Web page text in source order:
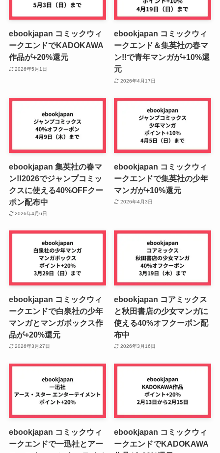
ebookjapan コミックウィ
ークエンドでKADOKAWA
作品が+20%還元
2026年5月1日
ebookjapan コミックウィ
ークエンド＆集英社の春マ
ン!!で青年マンガが+10%還
元
2026年4月17日
ebookjapan 集英社の春マ
ン!!2026でジャンプコミッ
クスに使える40%OFFクー
ポン配布中
2026年4月6日
ebookjapan コミックウィ
ークエンドで集英社の少年
マンガが+10%還元
2026年4月3日
ebookjapan コミックウィ
ークエンドで白泉社の少年
マンガとマンガボックス作
品が+20%還元
2026年3月27日
ebookjapan コアミックス
と秋田書店の少女マンガに
使える40%オフクーポン配
布中
2026年3月16日
ebookjapan コミックウィ
ークエンドで一迅社とアー
ebookjapan コミックウィ
ークエンドでKADOKAWA